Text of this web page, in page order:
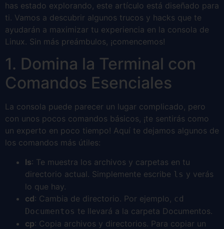
has estado explorando, este artículo está diseñado para
ti. Vamos a descubrir algunos trucos y hacks que te
ayudarán a maximizar tu experiencia en la consola de
Linux. Sin más preámbulos, ¡comencemos!
1. Domina la Terminal con
Comandos Esenciales
La consola puede parecer un lugar complicado, pero
con unos pocos comandos básicos, ¡te sentirás como
un experto en poco tiempo! Aquí te dejamos algunos de
los comandos más útiles:
ls: Te muestra los archivos y carpetas en tu
directorio actual. Simplemente escribe ls y verás
lo que hay.
cd: Cambia de directorio. Por ejemplo,
cd
Documentos te llevará a la carpeta Documentos.
cp: Copia archivos y directorios. Para copiar un